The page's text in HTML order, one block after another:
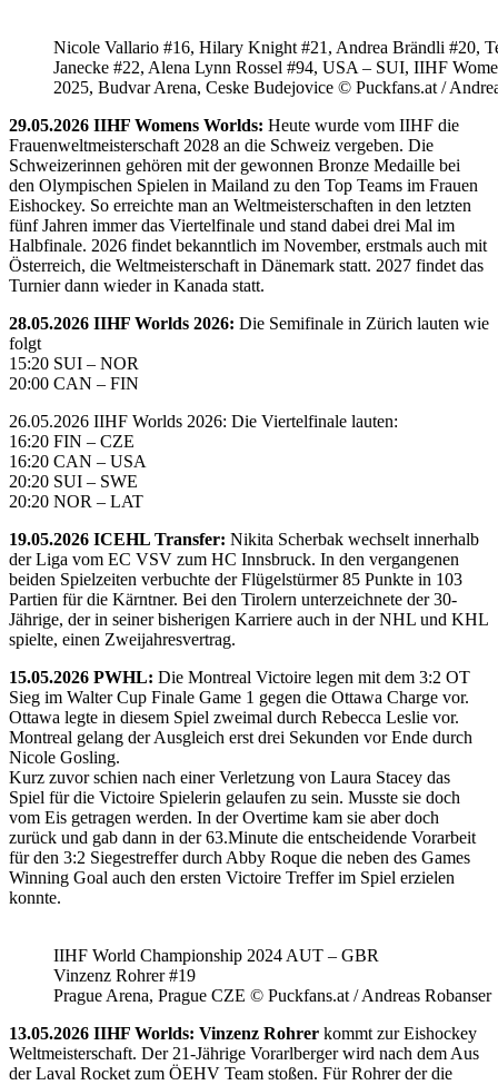
Nicole Vallario #16, Hilary Knight #21, Andrea Brändli #20,
Janecke #22, Alena Lynn Rossel #94, USA – SUI, IIHF
2025, Budvar Arena, Ceske Budejovice © Puckfans.at /
29.05.2026 IIHF Womens Worlds: Heute wurde vom IIHF die
Frauenweltmeisterschaft 2028 an die Schweiz vergeben. Die
Schweizerinnen gehören mit der gewonnen Bronze Medaille bei
den Olympischen Spielen in Mailand zu den Top Teams im Frauen
Eishockey. So erreichte man an Weltmeisterschaften in den letzten
fünf Jahren immer das Viertelfinale und stand dabei drei Mal im
Halbfinale. 2026 findet bekanntlich im November, erstmals auch mit
Österreich, die Weltmeisterschaft in Dänemark statt. 2027 findet das
Turnier dann wieder in Kanada statt.
28.05.2026 IIHF Worlds 2026: Die Semifinale in Zürich lauten wie
folgt
15:20 SUI – NOR
20:00 CAN – FIN
26.05.2026 IIHF Worlds 2026: Die Viertelfinale lauten:
16:20 FIN – CZE
16:20 CAN – USA
20:20 SUI – SWE
20:20 NOR – LAT
19.05.2026 ICEHL Transfer: Nikita Scherbak wechselt innerhalb
der Liga vom EC VSV zum HC Innsbruck. In den vergangenen
beiden Spielzeiten verbuchte der Flügelstürmer 85 Punkte in 103
Partien für die Kärntner. Bei den Tirolern unterzeichnete der 30-
Jährige, der in seiner bisherigen Karriere auch in der NHL und KHL
spielte, einen Zweijahresvertrag.
15.05.2026 PWHL: Die Montreal Victoire legen mit dem 3:2 OT
Sieg im Walter Cup Finale Game 1 gegen die Ottawa Charge vor.
Ottawa legte in diesem Spiel zweimal durch Rebecca Leslie vor.
Montreal gelang der Ausgleich erst drei Sekunden vor Ende durch
Nicole Gosling.
Kurz zuvor schien nach einer Verletzung von Laura Stacey das
Spiel für die Victoire Spielerin gelaufen zu sein. Musste sie doch
vom Eis getragen werden. In der Overtime kam sie aber doch
zurück und gab dann in der 63.Minute die entscheidende Vorarbeit
für den 3:2 Siegestreffer durch Abby Roque die neben des Games
Winning Goal auch den ersten Victoire Treffer im Spiel erzielen
konnte.
IIHF World Championship 2024 AUT – GBR
Vinzenz Rohrer #19
Prague Arena, Prague CZE © Puckfans.at / Andreas Robanser
13.05.2026 IIHF Worlds: Vinzenz Rohrer kommt zur Eishockey
Weltmeisterschaft. Der 21-Jährige Vorarlberger wird nach dem Aus
der Laval Rocket zum ÖEHV Team stoßen. Für Rohrer der die